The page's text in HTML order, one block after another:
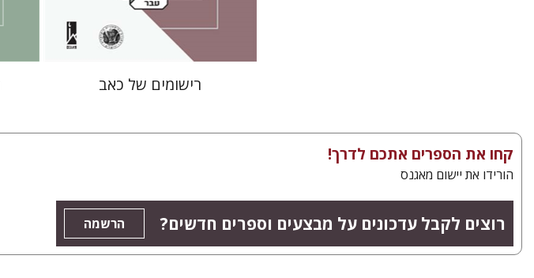
$42
$38
רישומים של כאב
קחו את הספרים אתכם לדרך!
הורידו את יישום מאגנס
רוצים לקבל עדכונים על מבצעים וספרים חדשים? הרשמה